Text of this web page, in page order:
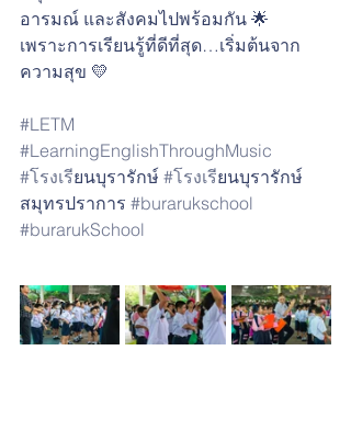
อารมณ์ และสังคมไปพร้อมกัน 🌟
เพราะการเรียนรู้ที่ดีที่สุด…เริ่มต้นจาก
ความสุข 💛
#LETM
#LearningEnglishThroughMusic
#โรงเรียนบุรารักษ์ #โรงเรียนบุรารักษ์
สมุทรปราการ #burarukschool
#burarukSchool